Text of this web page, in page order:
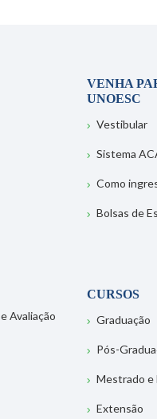
Avaliação
VENHA
UNOESC
Vestibular
Sistema
Como
Bolsas de
CURSOS
Graduação
Pós-
Mestrado e
Extensão